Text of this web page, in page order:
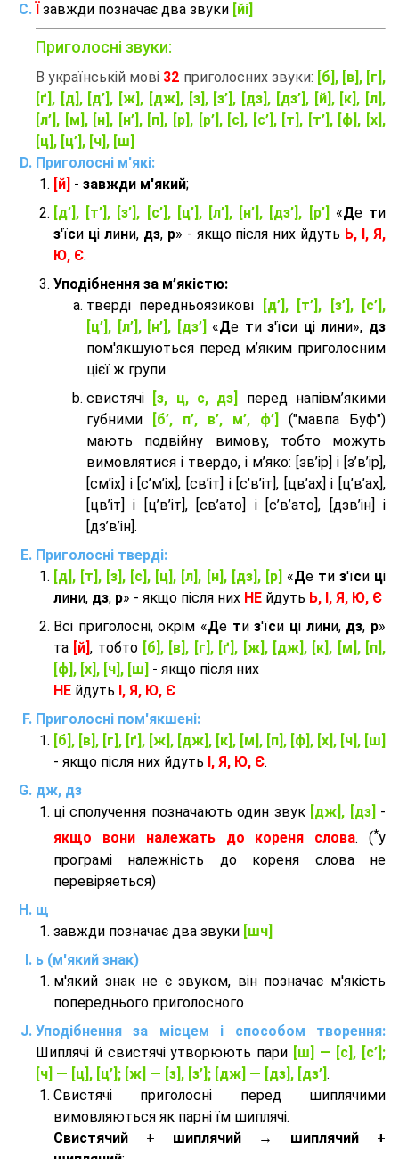
завжди позначає два звуки [йі]
Приголосні звуки:
В українській мові 32 приголосних звуки: [б], [в], [г],
[ґ], [д], [д’], [ж], [дж], [з], [з’], [дз], [дз’], [й], [к], [л],
[л’], [м], [н], [н’], [п], [р], [р’], [с], [с’], [т], [т’], [ф], [х],
[ц], [ц’], [ч], [ш]
Приголосні м'які:
[й] - завжди м'який;
[д’], [т’], [з’], [с’], [ц’], [л’], [н’], [дз’], [р’]
«Де ти
з'їси ці лини, дз, р» - якщо після них йдуть Ь, І, Я,
Ю, Є.
Уподібнення за м’якістю:
тверді передньоязикові
[д’], [т’], [з’], [с’],
[ц’], [л’], [н’], [дз’] «Де тиз'їси цілини», дз
пом'якшуються перед м’яким приголосним
цієї ж групи.
cвистячі
[з, ц, с, дз]
перед напівм’якими
губними
[б’, п’, в’, м’, ф’]
("мавпа Буф")
мають подвійну вимову, тобто можуть
вимовлятися і твердо, і м’яко: [зв’ір] і [з’в’ір],
[см’іх] і [с’м’іх], [св’іт] і [с’в’іт], [цв’ах] і [ц’в’ах],
[цв’іт] і [ц’в’іт], [св’ато] і [с’в’ато], [дзв’iн] і
[дз’в’iн].
Приголосні тверді:
[д], [т], [з], [с], [ц], [л], [н], [дз], [р] «Де ти з'їси ці
лини, дз, р» - якщо після них НЕ йдуть Ь, І, Я, Ю, Є
Всі приголосні, окрім «Де тиз'їси ці лини, дз, р»
та [й], тобто [б], [в], [г], [ґ], [ж], [дж], [к], [м], [п],
[ф], [х], [ч], [ш] - якщо після них
НЕ йдуть І, Я, Ю, Є
Приголосні пом'якшені:
[б], [в], [г], [ґ], [ж], [дж], [к], [м], [п], [ф], [х], [ч], [ш]
- якщо після них йдуть І, Я, Ю, Є.
дж, дз
ці сполучення позначають один звук [дж], [дз] -
якщо вони належать до кореня слова. (*у
програмі належність до кореня слова не
перевіряеться)
щ
завжди позначає два звуки [шч]
ь (м'який знак)
м'який знак не є звуком, він позначає м'якість
попереднього приголосного
Уподібнення за місцем і способом творення:
Шиплячі й свистячі утворюють пари [ш] — [c], [с’];
[ч] — [ц], [ц’]; [ж] — [з], [з’]; [дж] — [дз], [дз’] .
Свистячі приголосні перед шиплячими
вимовляються як парні їм шиплячі.
Cвистячий + шиплячий → шиплячий +